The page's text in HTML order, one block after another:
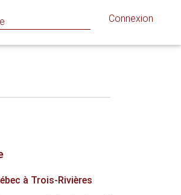
Connexion
à Trois-Rivières